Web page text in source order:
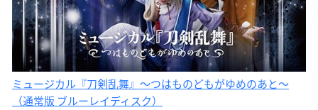
ミュージカル『刀剣乱舞』〜つはものどもがゆめのあと〜
（通常版 ブルーレイディスク）